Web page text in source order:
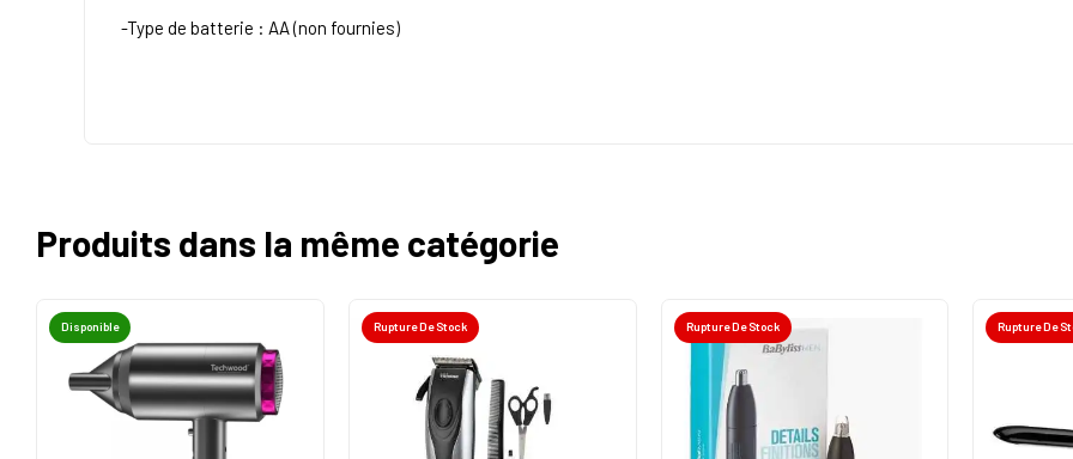
-Type de batterie : AA (non fournies)
Produits dans la même catégorie
Disponible Rupture De Stock Rupture De Stock Rupture De